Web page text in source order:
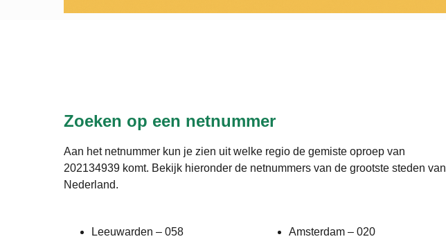
Zoeken op een netnummer
Aan het netnummer kun je zien uit welke regio de gemiste oproep van
202134939 komt. Bekijk hieronder de netnummers van de grootste steden van
Nederland.
Leeuwarden – 058
Amsterdam – 020